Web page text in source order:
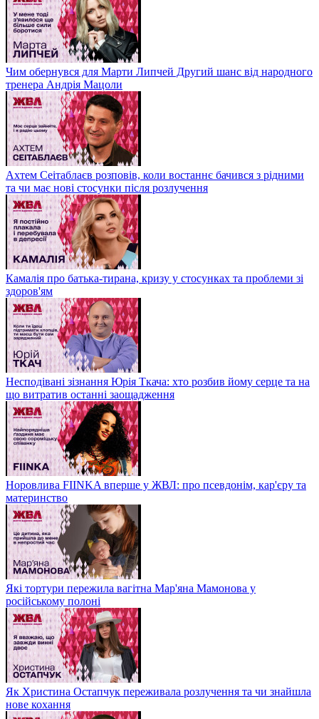
Чим обернувся для Марти Липчей Другий шанс від народного
тренера Андрія Мацоли
Ахтем Сеітаблаєв розповів, коли востаннє бачився з рідними
та чи має нові стосунки після розлучення
Камалія про батька-тирана, кризу у стосунках та проблеми зі
здоров'ям
Несподівані зізнання Юрія Ткача: хто розбив йому серце та на
що витратив останні заощадження
Норовлива FIINKA вперше у ЖВЛ: про псевдонім, кар'єру та
материнство
Які тортури пережила вагітна Мар'яна Мамонова у
російському полоні
Як Христина Остапчук переживала розлучення та чи знайшла
нове кохання